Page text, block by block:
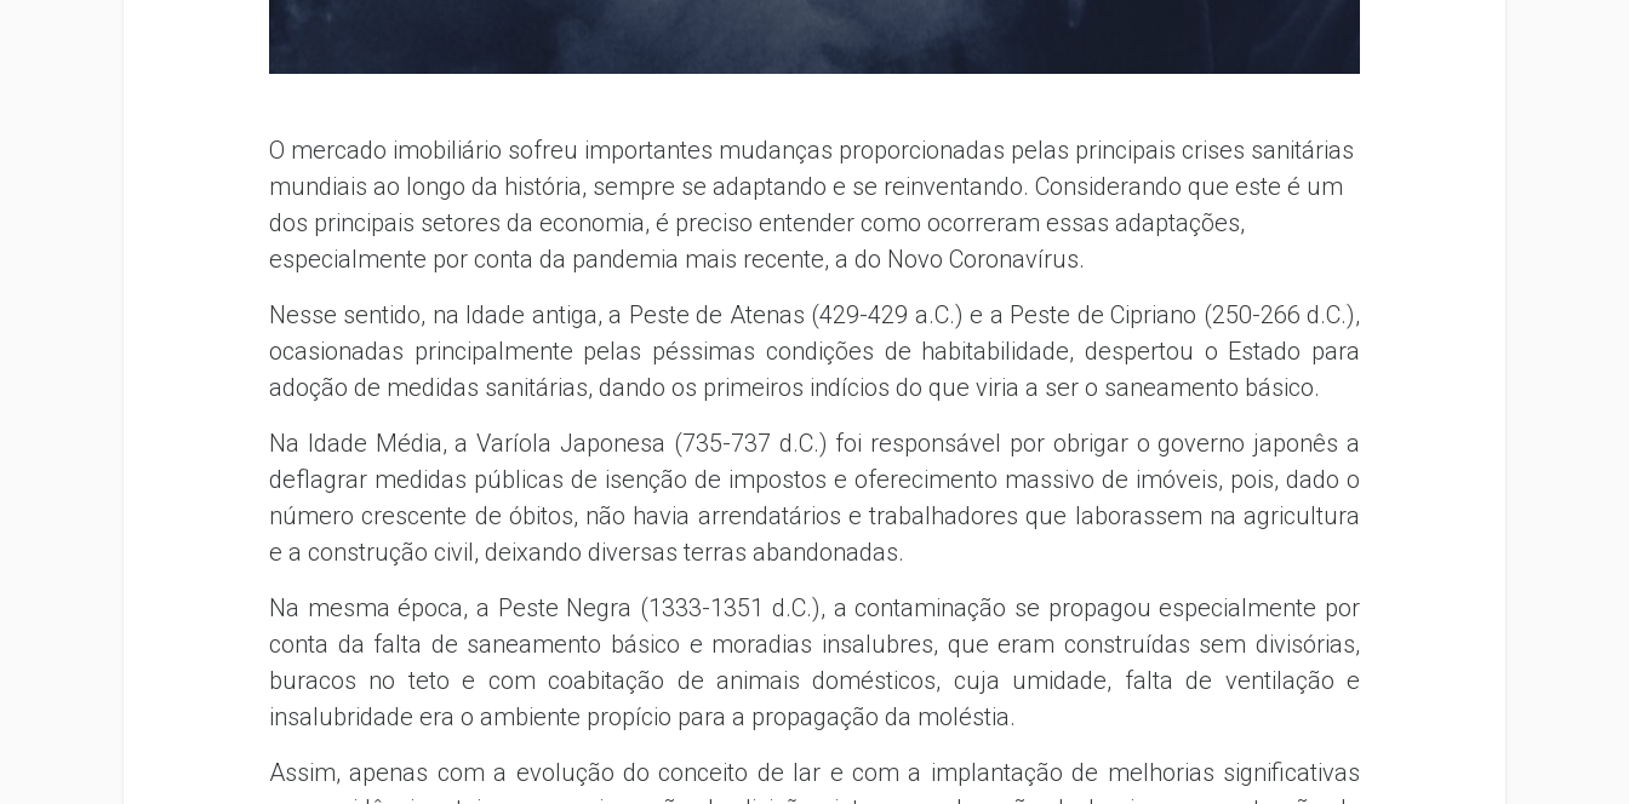
O mercado imobiliário sofreu importantes mudanças proporcionadas pelas principais crises sanitárias
mundiais ao longo da história, sempre se adaptando e se reinventando. Considerando que este é um
dos principais setores da economia, é preciso entender como ocorreram essas adaptações,
especialmente por conta da pandemia mais recente, a do Novo Coronavírus.
Nesse sentido, na Idade antiga, a Peste de Atenas (429-429 a.C.) e a Peste de Cipriano (250-266 d.C.),
ocasionadas principalmente pelas péssimas condições de habitabilidade, despertou o Estado para
adoção de medidas sanitárias, dando os primeiros indícios do que viria a ser o saneamento básico.
Na Idade Média, a Varíola Japonesa (735-737 d.C.) foi responsável por obrigar o governo japonês a
deflagrar medidas públicas de isenção de impostos e oferecimento massivo de imóveis, pois, dado o
número crescente de óbitos, não havia arrendatários e trabalhadores que laborassem na agricultura
e a construção civil, deixando diversas terras abandonadas.
Na mesma época, a Peste Negra (1333-1351 d.C.), a contaminação se propagou especialmente por
conta da falta de saneamento básico e moradias insalubres, que eram construídas sem divisórias,
buracos no teto e com coabitação de animais domésticos, cuja umidade, falta de ventilação e
insalubridade era o ambiente propício para a propagação da moléstia.
Assim, apenas com a evolução do conceito de lar e com a implantação de melhorias significativas